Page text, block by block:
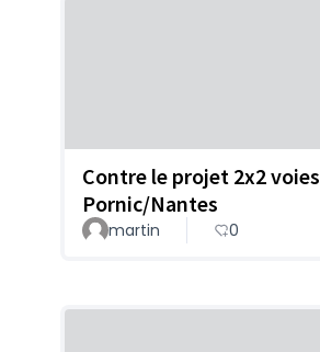
Contre le projet 2x2 voies
Pornic/Nantes
martin 0